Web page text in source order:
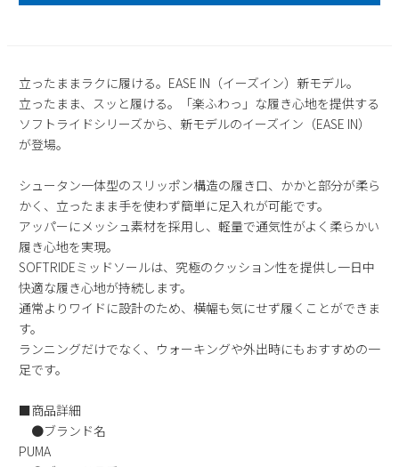
13
14 15 16 17 18
19
20
21 22 23 24 25
26
27
新規会員登録
会社概要
プライバシーポリシー
特定商取引法に基づく表示
お問い合わせ
立ったままラクに履ける。EASE IN（イーズイン）新モデル。
立ったまま、スッと履ける。「楽ふわっ」な履き心地を提供する
ソフトライドシリーズから、新モデルのイーズイン（EASE IN）
が登場。
シュータン一体型のスリッポン構造の履き口、かかと部分が柔ら
かく、立ったまま手を使わず簡単に足入れが可能です。
アッパーにメッシュ素材を採用し、軽量で通気性がよく柔らかい
履き心地を実現。
SOFTRIDEミッドソールは、究極のクッション性を提供し一日中
快適な履き心地が持続します。
通常よりワイドに設計のため、横幅も気にせず履くことができま
す。
ランニングだけでなく、ウォーキングや外出時にもおすすめの一
足です。
■商品詳細
●ブランド名
PUMA